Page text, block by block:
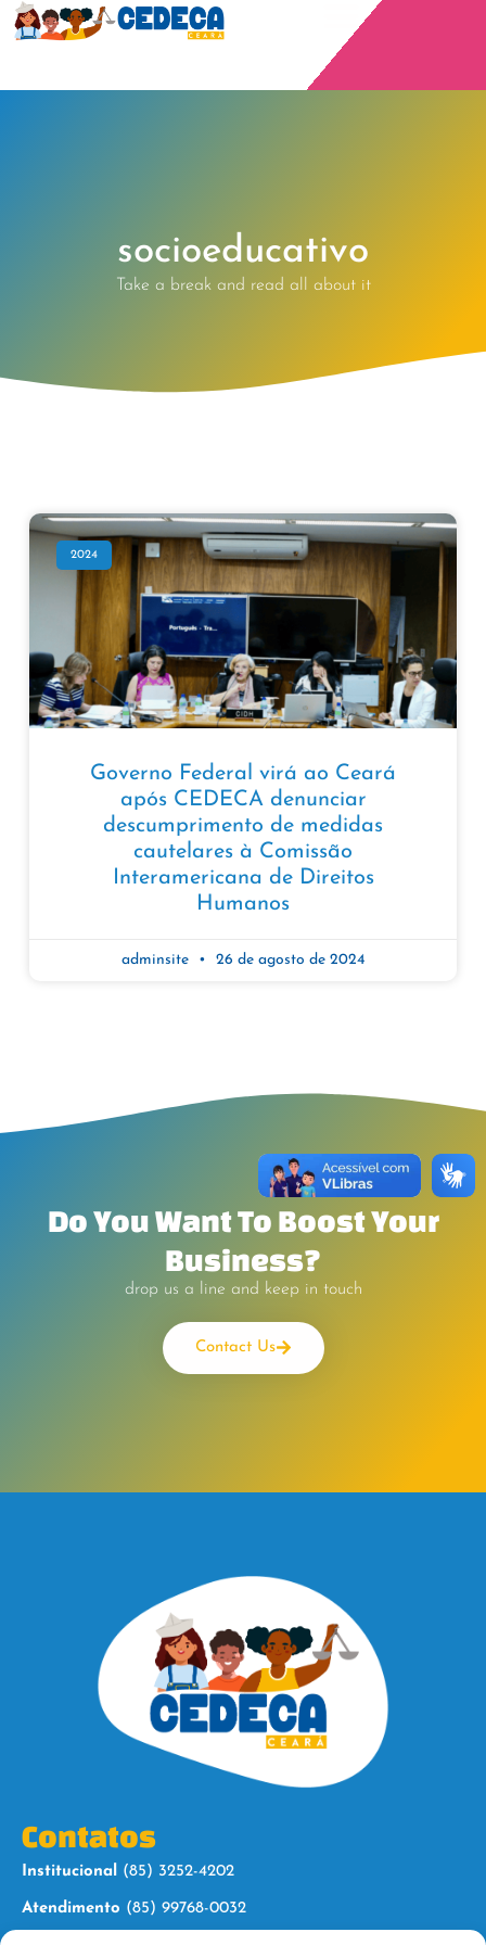
socioeducativo
Take a break and read all about it
2024
Governo Federal virá ao Ceará
após CEDECA denunciar
descumprimento de medidas
cautelares à Comissão
Interamericana de Direitos
Humanos
adminsite 26 de agosto de 2024
Do You Want To Boost Your
Business?
drop us a line and keep in touch
Contact Us
Contatos
Institucional (85) 3252-4202
Atendimento (85) 99768-0032